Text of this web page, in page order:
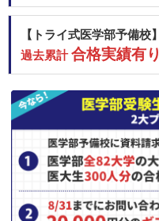
【トライ式医学部予備校】
過去累計合格実績有り